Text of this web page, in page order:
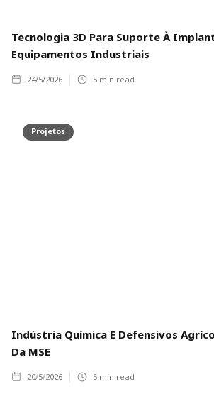
Tecnologia 3D Para Suporte À
Equipamentos Industriais
24/5/2026 5 min read
Projetos
Indústria Química E Defensivos
Da MSE
20/5/2026 5 min read